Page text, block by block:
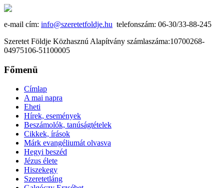
e-mail cím: info@szeretetfoldje.hu telefonszám: 06-30/33-88-245
Szeretet Földje Közhasznú Alapítvány számlaszáma:10700268-
04975106-51100005
Főmenü
Címlap
A mai napra
Eheti
Hírek, események
Beszámolók, tanúságtételek
Cikkek, írások
Márk evangéliumát olvasva
Hegyi beszéd
Jézus élete
Hiszekegy
Szeretetláng